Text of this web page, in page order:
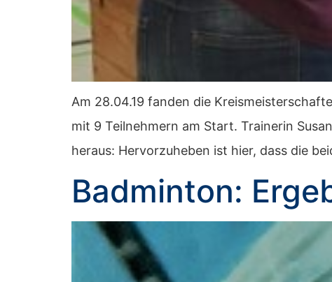
Am 28.04.19 fanden die
mit 9 Teilnehmern am Start. Trainerin
heraus: Hervorzuheben ist hier, dass die
Badminton: